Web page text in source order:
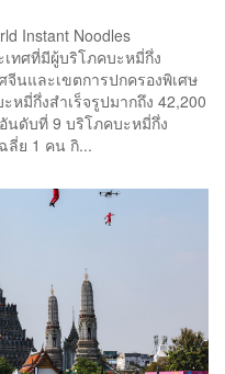
Instant Noodles
เทศที่มีผู้บริโภคบะหมี่กึ่ง
จีนและเขตการปกครองพิเศษ
หมี่กึ่งสำเร็จรูปมากถึง 42,200
นดับที่ 9 บริโภคบะหมี่กึ่ง
ลี่ย 1 คน กิ...